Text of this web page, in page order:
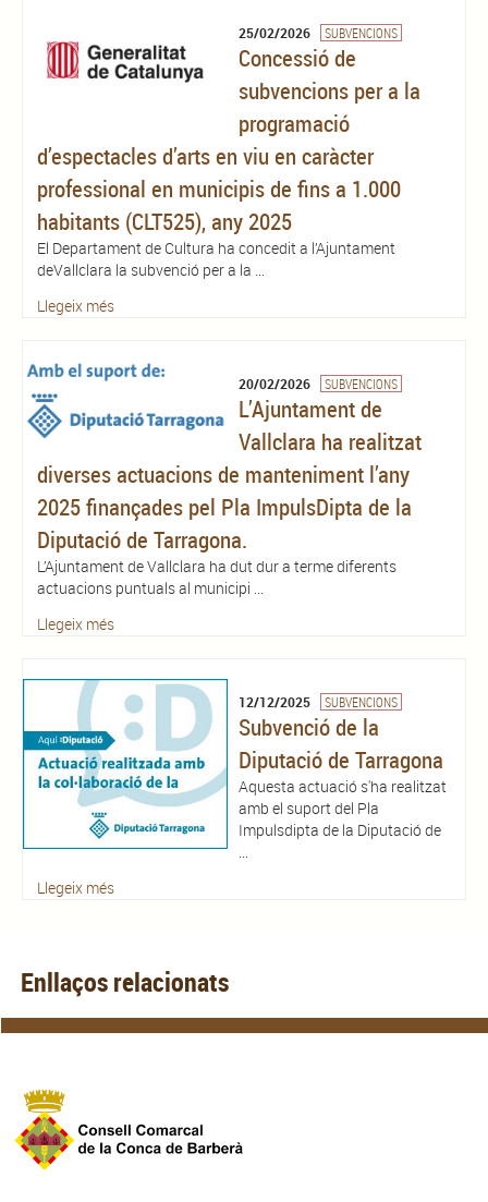
25/02/2026 SUBVENCIONS
Concessió de
subvencions per a la
programació
d’espectacles d’arts en viu en caràcter
professional en municipis de fins a 1.000
habitants (CLT525), any 2025
El Departament de Cultura ha concedit a l’Ajuntament
deVallclara la subvenció per a la ...
Llegeix més
20/02/2026 SUBVENCIONS
L’Ajuntament de
Vallclara ha realitzat
diverses actuacions de manteniment l’any
2025 finançades pel Pla ImpulsDipta de la
Diputació de Tarragona.
L’Ajuntament de Vallclara ha dut dur a terme diferents
actuacions puntuals al municipi ...
Llegeix més
12/12/2025 SUBVENCIONS
Subvenció de la
Diputació de Tarragona
Aquesta actuació s'ha realitzat
amb el suport del Pla
Impulsdipta de la Diputació de
Llegeix més
Enllaços relacionats